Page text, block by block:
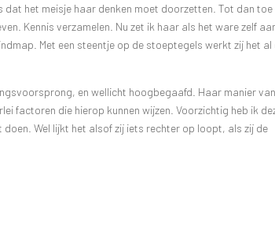
dat het meisje haar denken moet doorzetten. Tot dan toe
Kennis verzamelen. Nu zet ik haar als het ware zelf
Met een steentje op de stoeptegels werkt zij het al
en wellicht hoogbegaafd. Haar manier van
factoren die hierop kunnen wijzen. Voorzichtig heb ik
Wel lijkt het alsof zij iets rechter op loopt, als zij de